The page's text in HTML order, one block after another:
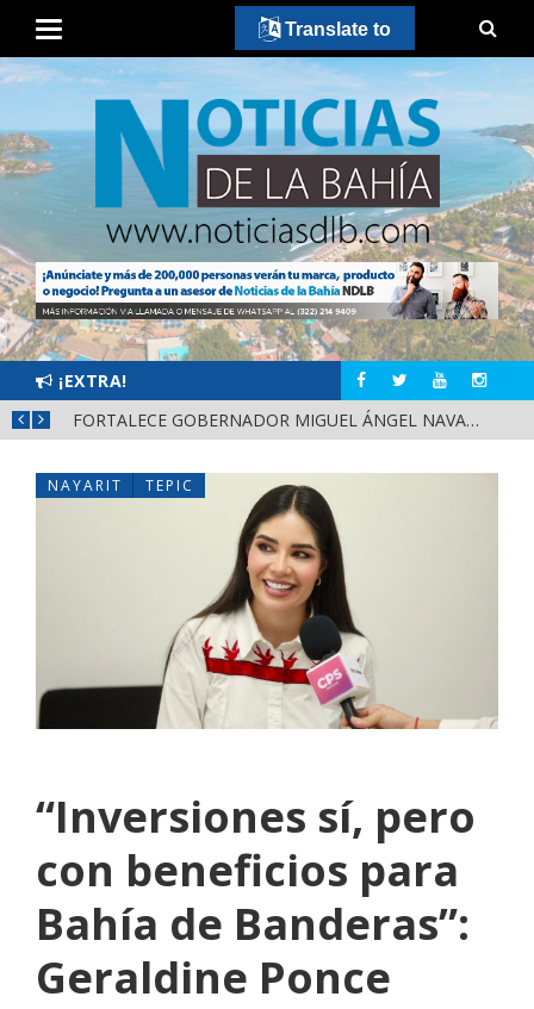
¡EXTRA!
FORTALECE GOBERNADOR MIGUEL ÁNGEL NAVARRO LA COORDINACIÓN CON EL SECTOR EDUCATIVO EN NAYARIT
NAYARIT TEPIC
“Inversiones sí, pero
con beneficios para
Bahía de Banderas”:
Geraldine Ponce
Translate to